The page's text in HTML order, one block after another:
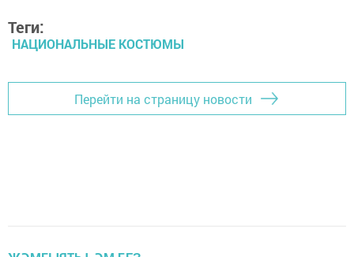
Теги:
НАЦИОНАЛЬНЫЕ КОСТЮМЫ
Перейти на страницу новости